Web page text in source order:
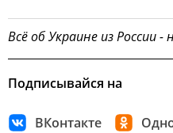
Всё об Украине из России -
Подписывайся на
ВКонтакте